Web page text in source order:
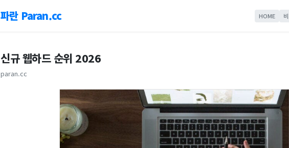
파란 Paran.cc HOME
신규 웹하드 순위 2026
paran.cc